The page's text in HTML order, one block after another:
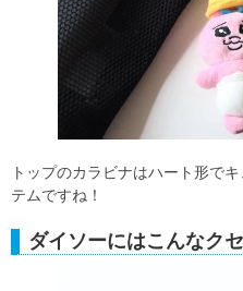
トップのカラビナはハート形で
テムですね！
ダイソーにはこんなク